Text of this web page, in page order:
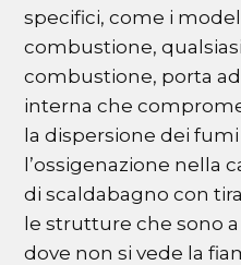
specifici, come i
combustione,
combustione, porta
interna che
la dispersione dei
l’ossigenazione nella
di scaldabagno con
le strutture che sono
dove non si vede la